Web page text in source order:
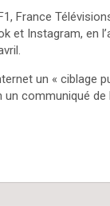
France
et Instagram, en
un « ciblage
communiqué